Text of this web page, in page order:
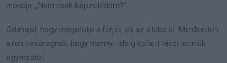
mondja: „Nem csak képzelődöm?”.
Odahajol, hogy megölelje a férjét, és az ölébe ül. Mindketten
azon keseregnek, hogy mennyi ideig kellett távol lenniük
egymástól.